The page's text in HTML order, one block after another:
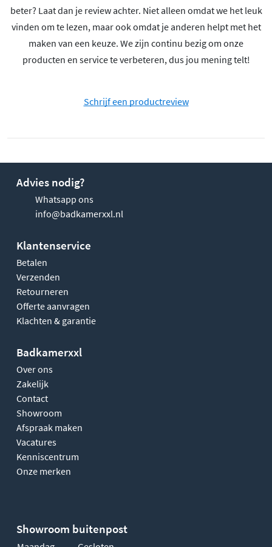
beter? Laat dan je review achter. Niet alleen omdat we het leuk
vinden om te lezen, maar ook omdat je anderen helpt met het
maken van een keuze. We zijn continu bezig om onze
producten en service te verbeteren, dus jou mening telt!
Schrijf een productreview
Advies nodig?
Whatsapp ons
info@badkamerxxl.nl
Klantenservice
Betalen
Verzenden
Retourneren
Offerte aanvragen
Klachten & garantie
Badkamerxxl
Over ons
Zakelijk
Contact
Showroom
Afspraak maken
Vacatures
Kenniscentrum
Onze merken
Showroom buitenpost